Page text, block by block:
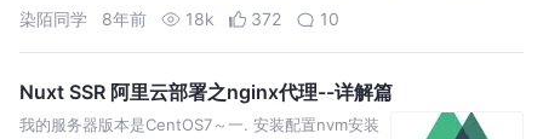
Vue加上了中文的注释http…
染陌同学 8年前 18k 372 10
Nuxt SSR 阿里云部署之nginx代理--详解篇
我的服务器版本是CentOS7～一. 安装配置nvm安装